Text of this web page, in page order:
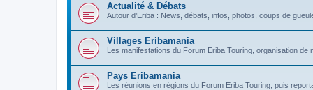
Actualité & Débats
Autour d’Eriba : News, débats, infos, photos, coups de
Villages Eribamania
Les manifestations du Forum Eriba Touring, organisation
Pays Eribamania
Les réunions en régions du Forum Eriba Touring, puis